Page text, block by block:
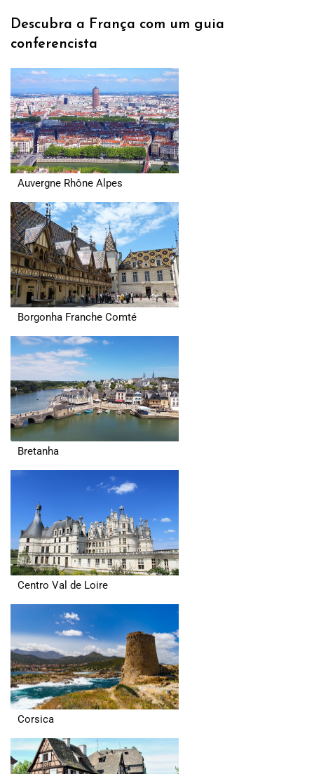
Descubra a França com um guia
conferencista
Auvergne Rhône Alpes
Borgonha Franche Comté
Bretanha
Centro Val de Loire
Corsica